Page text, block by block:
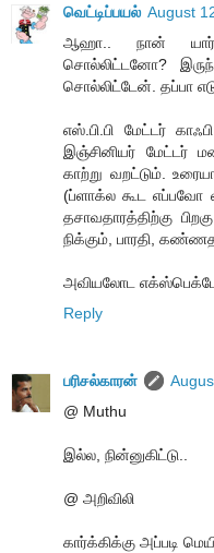
வெட்டிப்பயல் August
ஆஹா.. நான் யார்
சொல்லிட்ட‌னோ?
சொல்லிட்டேன். த‌ப்பா
எஸ்.பி.பி மேட்டர்
‍இஞ்சினியர் மேட்டர்
காற்று வறட்டும்.
(ப்ளாக்ல கூட எப்பவோ
தசாவதாரத்திற்கு
நிக்கும், பாரதி,
அவியலோட
Reply
பரிசல்காரன்
@ Muthu
இல்ல, நின்னுகிட்டு..
@ அறிவிலி
கார்க்கிக்கு அப்படி